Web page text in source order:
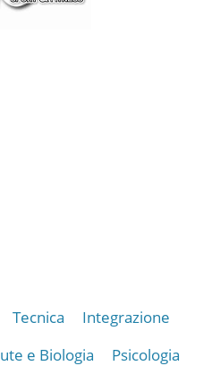
Tecnica
Integrazione
e Biologia
Psicologia